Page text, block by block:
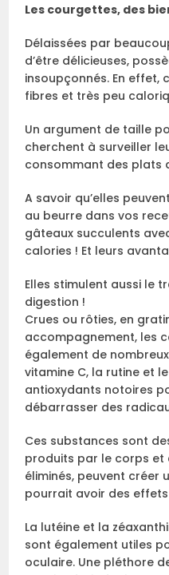
Les courgettes, des
Délaissées par
d’être délicieuses,
insoupçonnés. En effet,
fibres et très peu
Un argument de taille
cherchent à surveiller
consommant des plats
A savoir qu’elles
au beurre dans vos
gâteaux succulents
calories ! Et leurs
Elles stimulent aussi le
digestion !
Crues ou rôties, en
accompagnement, les
également de
vitamine C, la rutine et
antioxydants notoires
débarrasser des
Ces substances sont
produits par le corps et
éliminés, peuvent créer
pourrait avoir des
La lutéine et la
sont également utiles
oculaire. Une pléthore